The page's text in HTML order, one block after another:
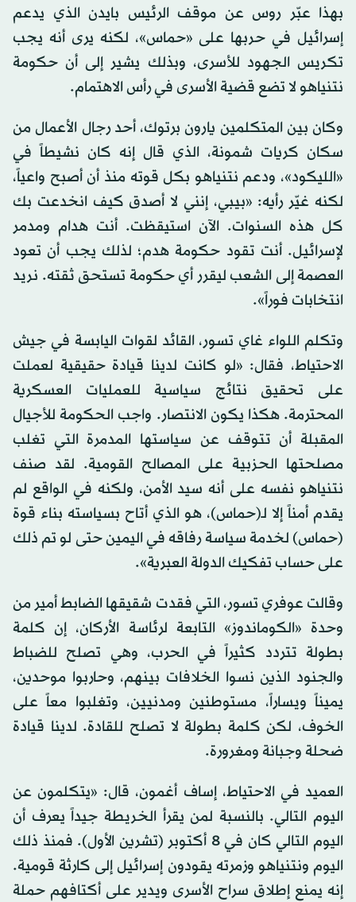
بهذا عبّر روس عن موقف الرئيس بايدن الذي يدعم
إسرائيل في حربها على «حماس»، لكنه يرى أنه يجب
تكريس الجهود للأسرى، وبذلك يشير إلى أن حكومة
نتنياهو لا تضع قضية الأسرى في رأس الاهتمام.
وكان بين المتكلمين يارون برتوك، أحد رجال الأعمال من
سكان كريات شمونة، الذي قال إنه كان نشيطاً في
«الليكود»، ودعم نتنياهو بكل قوته منذ أن أصبح واعياً،
لكنه غيّر رأيه: «بيبي، إنني لا أصدق كيف انخدعت بك
كل هذه السنوات. الآن استيقظت. أنت هدام ومدمر
لإسرائيل. أنت تقود حكومة هدم؛ لذلك يجب أن تعود
العصمة إلى الشعب ليقرر أي حكومة تستحق ثقته. نريد
انتخابات فوراً».
وتكلم اللواء غاي تسور، القائد لقوات اليابسة في جيش
الاحتياط، فقال: «لو كانت لدينا قيادة حقيقية لعملت
على تحقيق نتائج سياسية للعمليات العسكرية
المحترمة. هكذا يكون الانتصار. واجب الحكومة للأجيال
المقبلة أن تتوقف عن سياستها المدمرة التي تغلب
مصلحتها الحزبية على المصالح القومية. لقد صنف
نتنياهو نفسه على أنه سيد الأمن، ولكنه في الواقع لم
يقدم أمناً إلا لـ(حماس)، هو الذي أتاح بسياسته بناء قوة
(حماس) لخدمة سياسة رفاقه في اليمين حتى لو تم ذلك
على حساب تفكيك الدولة العبرية».
وقالت عوفري تسور، التي فقدت شقيقها الضابط أمير من
وحدة «الكوماندوز» التابعة لرئاسة الأركان، إن كلمة
بطولة تتردد كثيراً في الحرب، وهي تصلح للضباط
والجنود الذين نسوا الخلافات بينهم، وحاربوا موحدين،
يميناً ويساراً، مستوطنين ومدنيين، وتغلبوا معاً على
الخوف، لكن كلمة بطولة لا تصلح للقادة. لدينا قيادة
ضحلة وجبانة ومغرورة.
العميد في الاحتياط، إساف أغمون، قال: «يتكلمون عن
اليوم التالي. بالنسبة لمن يقرأ الخريطة جيداً يعرف أن
اليوم التالي كان في 8 أكتوبر (تشرين الأول). فمنذ ذلك
اليوم ونتنياهو وزمرته يقودون إسرائيل إلى كارثة قومية.
إنه يمنع إطلاق سراح الأسرى ويدير على أكتافهم حملة